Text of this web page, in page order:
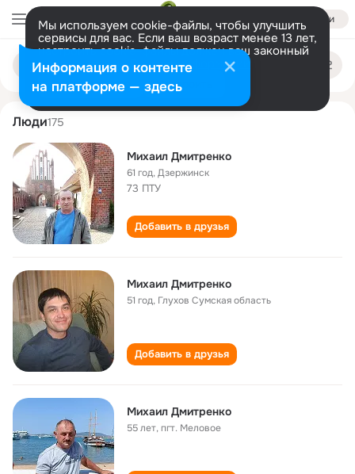
Войти
Мы используем cookie-файлы, чтобы улучшить
сервисы для вас. Если ваш возраст менее 13 лет,
настроить cookie-файлы должен ваш законный
представитель. Больше информации
Разрешить все Настроить
Поиск
людям
mikhail dmitrenko
Люди175
Михаил Дмитренко
61 год,Дзержинск
73 ПТУ
Добавить в друзья
Михаил Дмитренко
51 год, Глухов Сумская область
Добавить в друзья
Михаил Дмитренко
55 лет,пгт. Меловое
Информация о контенте
на платформе — здесь